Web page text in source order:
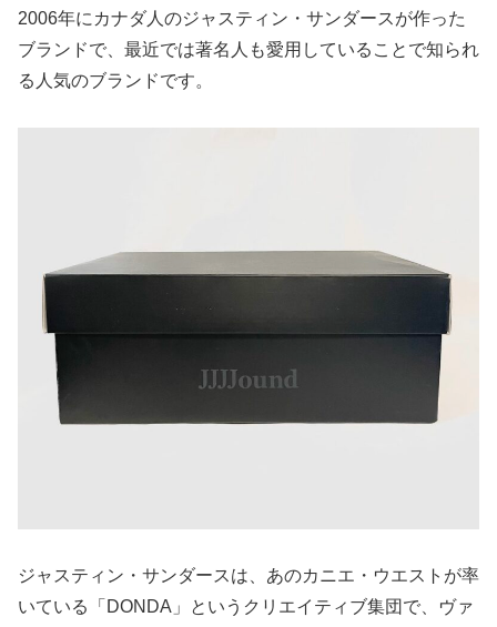
2006年にカナダ人のジャスティン・サンダースが作った
ブランドで、最近では著名人も愛用していることで知られ
る人気のブランドです。
ジャスティン・サンダースは、あのカニエ・ウエストが率
いている「DONDA」というクリエイティブ集団で、ヴァ